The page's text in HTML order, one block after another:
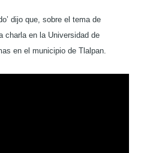
dijo que, sobre el tema de
charla en la Universidad de
en el municipio de Tlalpan.